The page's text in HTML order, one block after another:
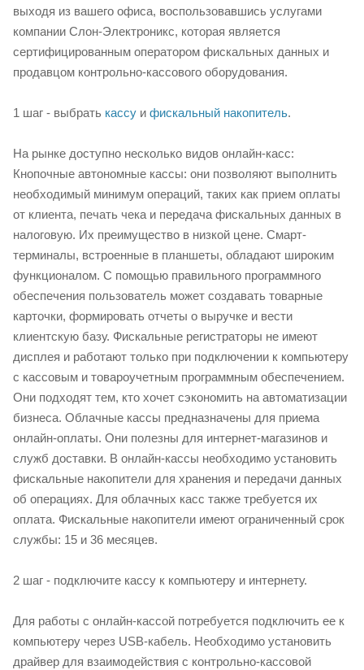
выходя из вашего офиса, воспользовавшись услугами
компании Слон-Электроникс, которая является
сертифицированным оператором фискальных данных и
продавцом контрольно-кассового оборудования.
1 шаг - выбрать кассу и фискальный накопитель.
На рынке доступно несколько видов онлайн-касс:
Кнопочные автономные кассы: они позволяют выполнить
необходимый минимум операций, таких как прием оплаты
от клиента, печать чека и передача фискальных данных в
налоговую. Их преимущество в низкой цене. Смарт-
терминалы, встроенные в планшеты, обладают широким
функционалом. С помощью правильного программного
обеспечения пользователь может создавать товарные
карточки, формировать отчеты о выручке и вести
клиентскую базу. Фискальные регистраторы не имеют
дисплея и работают только при подключении к компьютеру
с кассовым и товароучетным программным обеспечением.
Они подходят тем, кто хочет сэкономить на автоматизации
бизнеса. Облачные кассы предназначены для приема
онлайн-оплаты. Они полезны для интернет-магазинов и
служб доставки. В онлайн-кассы необходимо установить
фискальные накопители для хранения и передачи данных
об операциях. Для облачных касс также требуется их
оплата. Фискальные накопители имеют ограниченный срок
службы: 15 и 36 месяцев.
2 шаг - подключите кассу к компьютеру и интернету.
Для работы с онлайн-кассой потребуется подключить ее к
компьютеру через USB-кабель. Необходимо установить
драйвер для взаимодействия с контрольно-кассовой